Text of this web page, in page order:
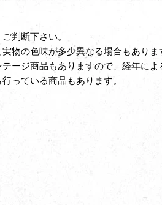
判断下さい。
物の色味が多少異なる場合もありま
ージ商品もありますので、経年に
っている商品もあります。